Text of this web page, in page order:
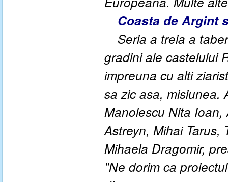
Coasta de
Seria a treia a
gradini ale castelului
impreuna cu alti
sa zic asa, misiunea.
Manolescu Nita
Astreyn, Mihai Tarus,
Mihaela Dragomir,
"Ne dorim ca